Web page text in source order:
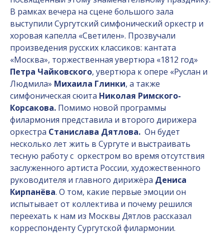
В рамках вечера на сцене большого зала
выступили Сургутский симфонический оркестр и
хоровая капелла «Светилен». Прозвучали
произведения русских классиков: кантата
«Москва», торжественная увертюра «1812 год»
Петра Чайковского, увертюра к опере «Руслан и
Людмила» Михаила Глинки, а также
симфоническая сюита Николая Римского-
Корсакова. Помимо новой программы
филармония представила и второго дирижера
оркестра Станислава Дятлова. Он будет
несколько лет жить в Сургуте и выстраивать
тесную работу с оркестром во время отсутствия
заслуженного артиста России, художественного
руководителя и главного дирижёра Дениса
Кирпанёва. О том, какие первые эмоции он
испытывает от коллектива и почему решился
переехать к нам из Москвы Дятлов рассказал
корреспонденту Сургутской филармонии.